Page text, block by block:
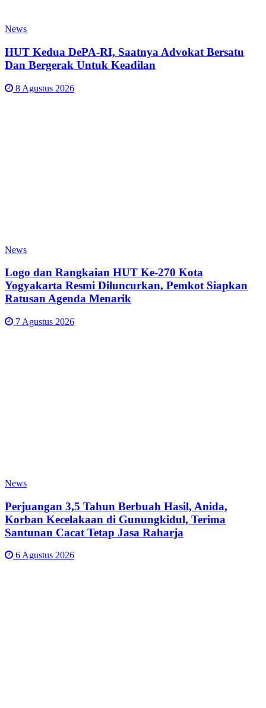
News
HUT Kedua DePA-RI, Saatnya Advokat Bersatu
Dan Bergerak Untuk Keadilan
8 Agustus 2026
News
Logo dan Rangkaian HUT Ke-270 Kota
Yogyakarta Resmi Diluncurkan, Pemkot Siapkan
Ratusan Agenda Menarik
7 Agustus 2026
News
Perjuangan 3,5 Tahun Berbuah Hasil, Anida,
Korban Kecelakaan di Gunungkidul, Terima
Santunan Cacat Tetap Jasa Raharja
6 Agustus 2026